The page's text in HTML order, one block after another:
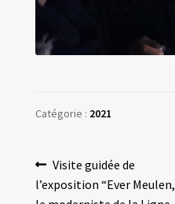
Catégorie : 2021
Navigation
Article
précédent :
Visite guidée de
l’exposition “Ever Meulen,